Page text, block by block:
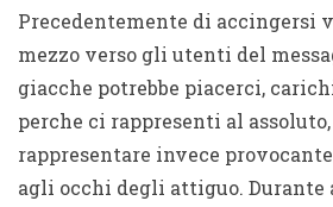
Precedentemente di accingersi
mezzo verso gli utenti del
giacche potrebbe piacerci,
perche ci rappresenti al assoluto,
rappresentare invece
agli occhi degli attiguo.